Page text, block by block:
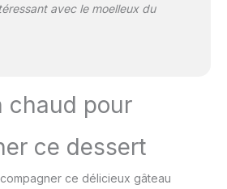
avec le moelleux du
chaud pour
ce dessert
ce délicieux gâteau